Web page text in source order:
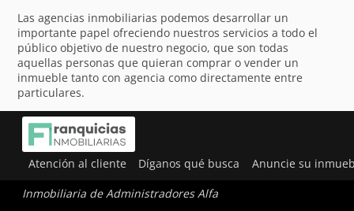
Las agencias inmobiliarias podemos desarrollar un
importante papel ofreciendo nuestros servicios a todo el
público objetivo de nuestro negocio, que son todas
aquellas personas que quieran comprar o vender un
inmueble tanto con agencia como directamente entre
particulares.
Atención al cliente Díganos qué busca Anuncie su
Inmobiliaria de Administradores Alfa